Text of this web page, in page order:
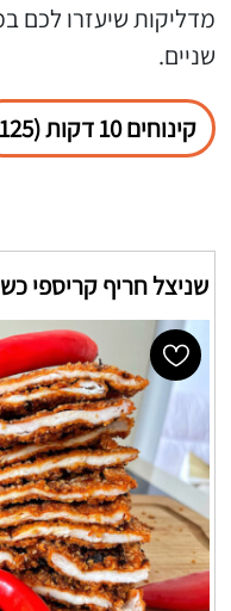
מדליקות שיעזרו לכם
שניים.
קינוחים 10 דקות (125)
שניצל חריף קריספי